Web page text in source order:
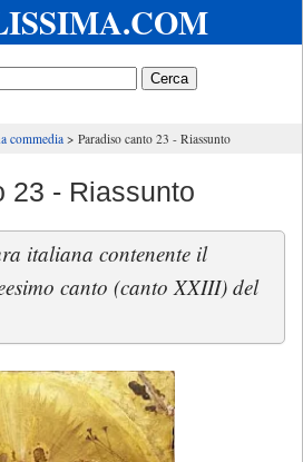
commedia Paradiso canto 23 - Riassunto
23 - Riassunto
italiana contenente il
canto (canto XXIII) del